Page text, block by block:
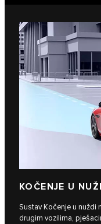
KOČENJE U
Sustav Kočenje u nuždi
drugim vozilima,